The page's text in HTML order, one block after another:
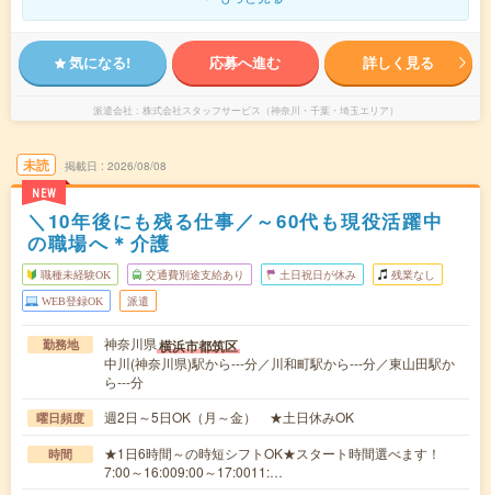
気になる! 応募へ進む 詳しく見る
派遣会社 株式会社スタッフサービス（神奈川・千葉・埼玉エリア）
未読
NEW
掲載日 2026/08/08
＼10年後にも残る仕事／～60代も現役活躍中
の職場へ＊介護
職種未経験OK 交通費別途支給あり 土日祝日が休み 残業なし
WEB登録OK 派遣
勤務地 神奈川県横浜市都筑区
中川(神奈川県)駅から---分／川和町駅から---分／東山田駅か
ら---分
曜日頻度 週2日～5日OK（月～金） ★土日休みOK
時間
★1日6時間～の時短シフトOK★スタート時間選べます！
7:00～16:009:00～17:0011:…